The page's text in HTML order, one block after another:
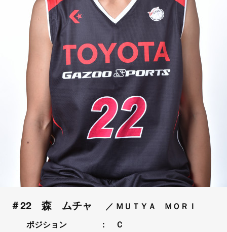
＃22 森 ムチャ
／ ＭＵＴＹＡ ＭＯＲＩ
ポジション ： Ｃ